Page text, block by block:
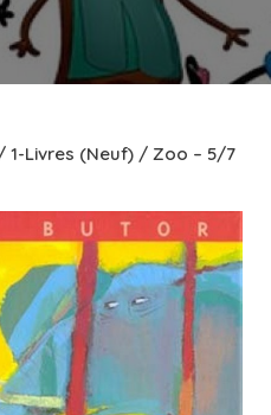
1-Livres (Neuf) / Zoo – 5/7